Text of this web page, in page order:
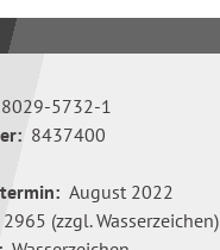
5732-1
8437400
August 2022
2965 (zzgl. Wasserzeichen)